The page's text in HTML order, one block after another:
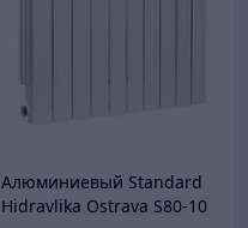
Алюминиевый Standard
Hidravlika Ostrava S80-10